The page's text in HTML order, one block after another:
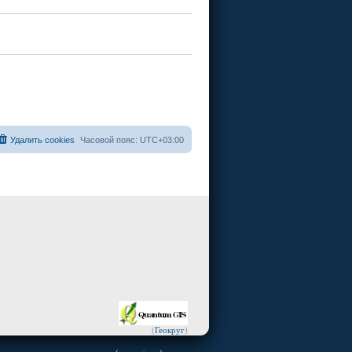
Часовой пояс: UTC+03:00
Удалить cookies
(Геокруг)